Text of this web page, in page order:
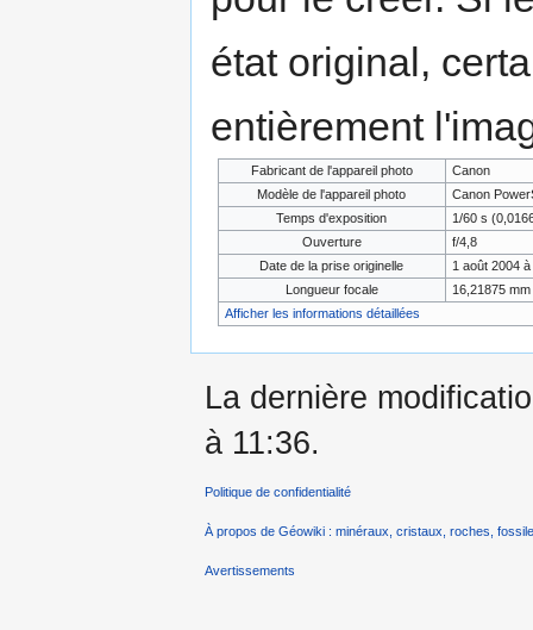
état original,
entièrement
Fabricant de l'appareil photo
Canon
Modèle de l'appareil photo
Canon
Temps d'exposition
1/60 s
Ouverture
f/4,8
Date de la prise originelle
1 août 2004
Longueur focale
16,21875 mm
Afficher les informations détaillées
La dernière
à 11:36.
Politique de confidentialité
À propos de Géowiki : minéraux, cristaux, roches,
Avertissements